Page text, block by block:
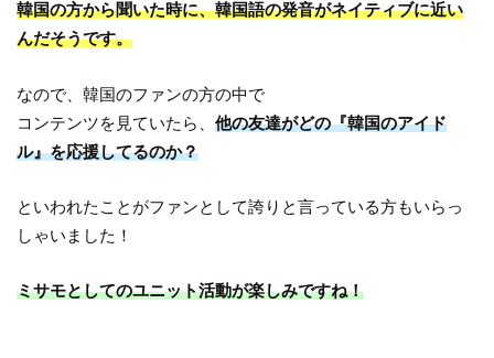
韓国の方から聞いた時に、韓国語の発音がネイティブに近い
んだそうです。
なので、韓国のファンの方の中で
コンテンツを見ていたら、他の友達がどの『韓国のアイド
ル』を応援してるのか？
といわれたことがファンとして誇りと言っている方もいらっ
しゃいました！
ミサモとしてのユニット活動が楽しみですね！